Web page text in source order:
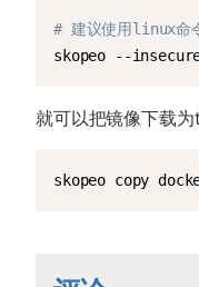
# 建议使用linux
skopeo --
就可以把镜像下载
skopeo copy